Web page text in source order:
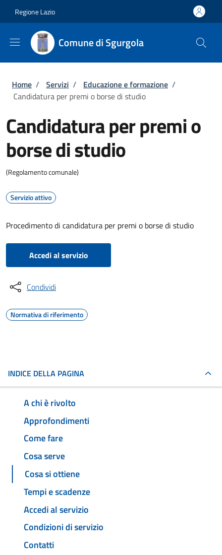
Regione Lazio
Comune di Sgurgola
Briciole di pane
Home / Servizi / Educazione e formazione /
Candidatura per premi o borse di studio
Candidatura per premi o
borse di studio
(Regolamento comunale)
Servizio attivo
Procedimento di candidatura per premi o borse di studio
Accedi al servizio
Condividi
Normativa di riferimento
INDICE DELLA PAGINA
A chi è rivolto
Approfondimenti
Come fare
Cosa serve
Cosa si ottiene
Tempi e scadenze
Accedi al servizio
Condizioni di servizio
Contatti